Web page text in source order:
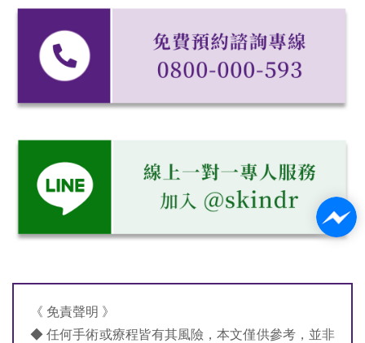
《 免責聲明 》
◆ 任何手術或療程皆有其風險，本文僅供參考，並非